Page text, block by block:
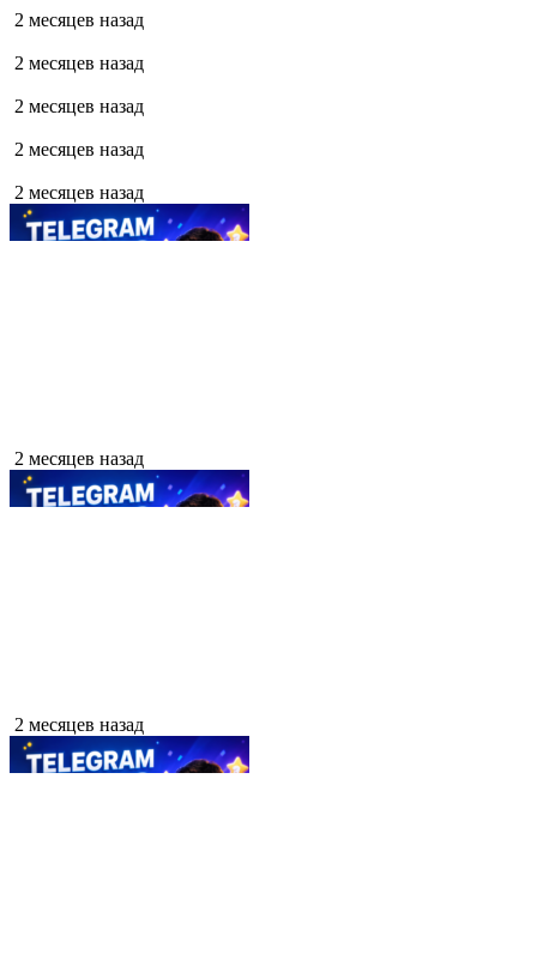
2 месяцев назад
2 месяцев назад
2 месяцев назад
2 месяцев назад
2 месяцев назад
2 месяцев назад
2 месяцев назад